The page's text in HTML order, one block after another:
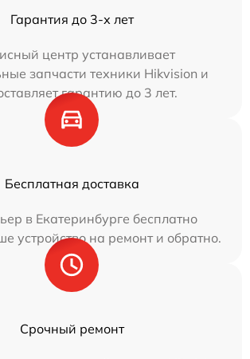
Гарантия до 3-х лет
центр устанавливает
запчасти техники Hikvision и
гарантию до 3 лет.
Бесплатная доставка
в Екатеринбурге бесплатно
устройство на ремонт и обратно.
Срочный ремонт